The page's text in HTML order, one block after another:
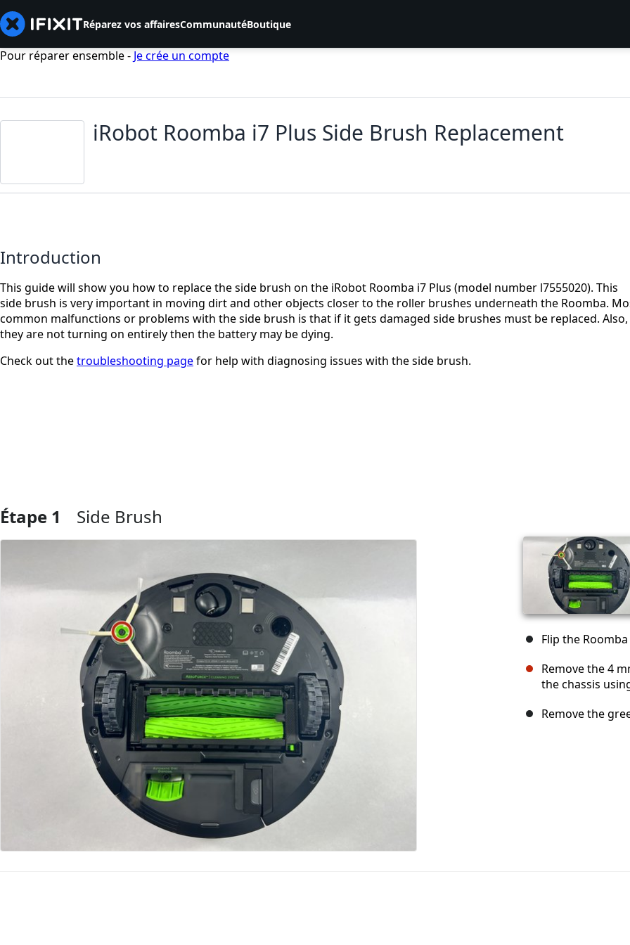
Réparez vos affairesCommunautéBoutique
Pour réparer ensemble - Je crée un compte
iRobot Roomba i7 Plus Side Brush Replacement
Introduction
This guide will show you how to replace the side brush on the iRobot Roomba i7 Plus (model number l7555020). This
side brush is very important in moving dirt and other objects closer to the roller brushes underneath the Roomba.
common malfunctions or problems with the side brush is that if it gets damaged side brushes must be replaced.
they are not turning on entirely then the battery may be dying.
Check out thetroubleshooting pagefor help with diagnosing issues with the side brush.
Étape 1 Side Brush
Flip the
Remove the 4
the chassis
Remove the